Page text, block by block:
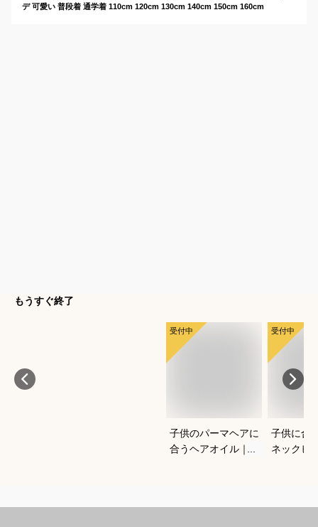
デ 可愛い 普段着 通学着 110cm 120cm 130cm 140cm 150cm 160cm
もうすぐ終了
受付中
子供のパーマヘアに
合うヘアオイル｜安
受付中
子供に合
ネックビ